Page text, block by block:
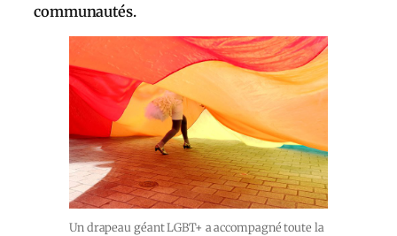
communautés.
Un drapeau géant LGBT+ a accompagné toute la